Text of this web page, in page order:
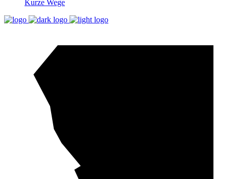
Kurze Wege